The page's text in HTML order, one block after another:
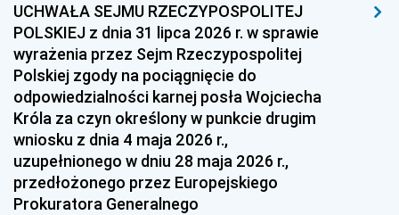
1996 1995 1994
1993 1992 1991
1990 1989
1987 1986 1985
1984 1983
1981 1980 1979
1978 1977
UCHWAŁA SEJMU RZECZYPOSPOLITEJ
POLSKIEJ z dnia 31 lipca 2026 r. w sprawie
wyrażenia przez Sejm Rzeczypospolitej
Polskiej zgody na pociągnięcie do
odpowiedzialności karnej posła Wojciecha
Króla za czyn określony w punkcie drugim
wniosku z dnia 4 maja 2026 r.,
uzupełnionego w dniu 28 maja 2026 r.,
przedłożonego przez Europejskiego
Prokuratora Generalnego